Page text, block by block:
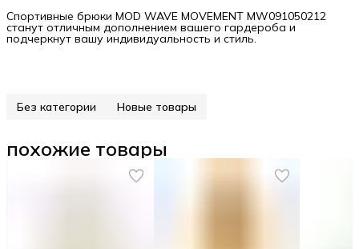
Спортивные брюки MOD WAVE MOVEMENT MW091050212
станут отличным дополнением вашего гардероба и
подчеркнут вашу индивидуальность и стиль.
Без категории Новые товары
похожие товары